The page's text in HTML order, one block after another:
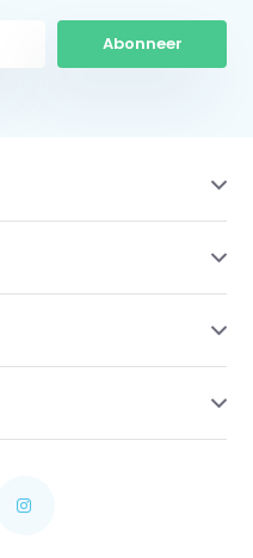
Abonneer